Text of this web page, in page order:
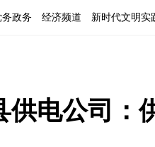
务政务 经济频道 新时代文明实
供电公司：